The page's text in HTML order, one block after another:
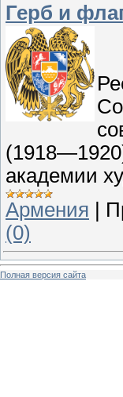
Герб и
академии
Армения
(0)
Полная версия сайта